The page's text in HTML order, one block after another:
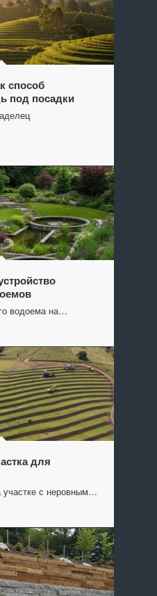
способ
под посадки
водоема на…
для
участке с неровным…